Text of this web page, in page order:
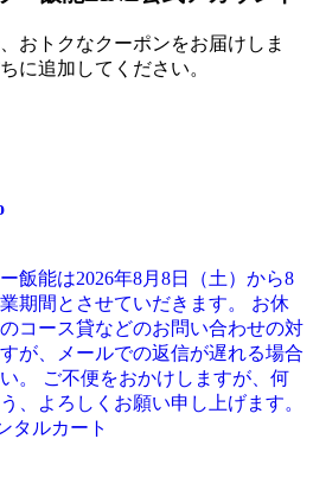
おトクなクーポンをお届けしま
に追加してください。